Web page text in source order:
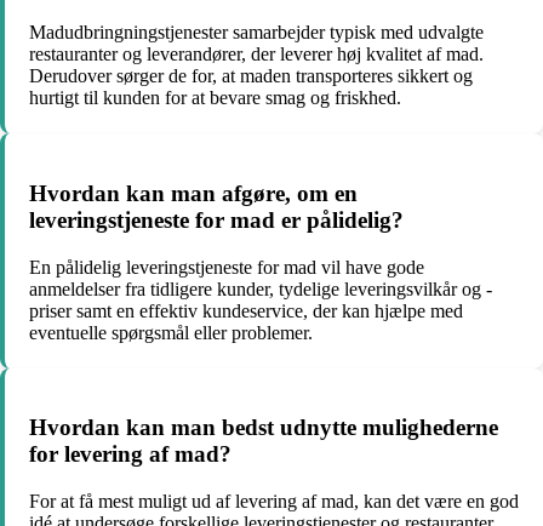
Madudbringningstjenester samarbejder typisk med udvalgte
restauranter og leverandører, der leverer høj kvalitet af mad.
Derudover sørger de for, at maden transporteres sikkert og
hurtigt til kunden for at bevare smag og friskhed.
Hvordan kan man afgøre, om en
leveringstjeneste for mad er pålidelig?
En pålidelig leveringstjeneste for mad vil have gode
anmeldelser fra tidligere kunder, tydelige leveringsvilkår og -
priser samt en effektiv kundeservice, der kan hjælpe med
eventuelle spørgsmål eller problemer.
Hvordan kan man bedst udnytte mulighederne
for levering af mad?
For at få mest muligt ud af levering af mad, kan det være en god